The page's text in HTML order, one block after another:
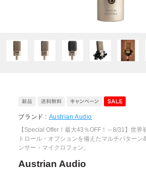
ブランド : Austrian Audio
【Special Offer！最大43％OFF！～8/31】世界
トロール・オプションを備えたマルチパターン
ンサー・マイクロフォン。
Austrian Audio